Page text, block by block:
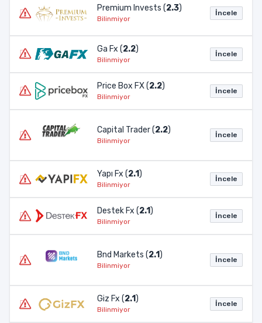
Premium Invests (2.3)
Bilinmiyor
İncele
Ga Fx (2.2)
Bilinmiyor
İncele
Price Box FX (2.2)
Bilinmiyor
İncele
Capital Trader (2.2)
Bilinmiyor
İncele
Yapı Fx (2.1)
Bilinmiyor
İncele
Destek Fx (2.1)
Bilinmiyor
İncele
Bnd Markets (2.1)
Bilinmiyor
İncele
Giz Fx (2.1)
Bilinmiyor
İncele